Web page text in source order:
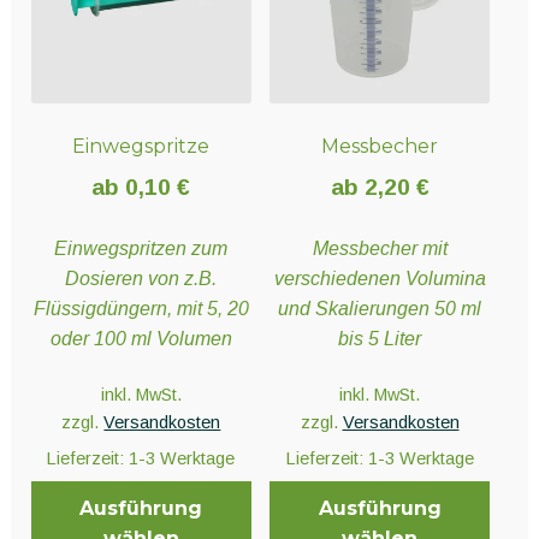
Einwegspritze
ab 0,10€
Einwegspritzen zum
Dosieren von z.B.
Flüssigdüngern, mit 5, 20
oder 100 ml Volumen
inkl. MwSt.
zzgl.Versandkosten
Lieferzeit: 1-3 Werktage
Ausführung
Messbecher
ab 2,20 €
Messbecher mit
verschiedenen Volumina
und Skalierungen 50 ml
bis 5 Liter
inkl. MwSt.
zzgl. Versandkosten
Lieferzeit: 1-3 Werktage
Ausführung